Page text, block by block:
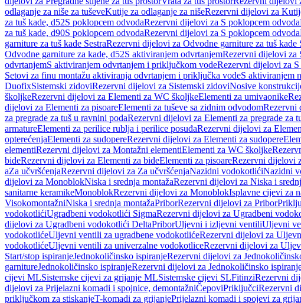
odlaganje za niše za tuševeKutije za odlaganje za nišeRezervni dijelovi za
za tuš kade, d52S poklopcem odvodaRezervni dijelovi za S poklopcem odvoda
za tuš kade, d90S poklopcem odvodaRezervni dijelovi za S poklopcem odvoda
garniture za tuš kade SestraRezervni dijelovi za Odvodne garniture za tuš kade
Odvodne garniture za kade, d52S aktiviranjem odvrtanjemRezervni dijelovi za
odvrtanjemS aktiviranjem odvrtanjem i priključkom vodeRezervni dijelovi za
Setovi za finu montažu aktiviranja odvrtanjem i priključka vodeS aktiviranjem
DuofixSistemski zidoviRezervni dijelovi za Sistemski zidoviNosive
školjkeRezervni dijelovi za Elementi za WC školjkeElementi za umivaonike
dijelovi za Elementi za pisoareElementi za tuševe sa zidnim odvodomRezervni
za pregrade za tuš u ravnini podaRezervni dijelovi za Elementi za pregrade za
armatureElementi za perilice rublja i perilice posuđaRezervni dijelovi za
opterećenjaElementi za sudopereRezervni dijelovi za Elementi za sudopere
elementiRezervni dijelovi za Montažni elementiElementi za WC školjke
bideRezervni dijelovi za Elementi za bideElementi za pisoareRezervni dijelovi
aZa učvršćenjaRezervni dijelovi za Za učvršćenjaNazidni vodokotlićiNazidni
dijelovi za MonoblokNiska i srednja montažaRezervni dijelovi za Niska i
sanitarne keramikeMonoblokRezervni dijelovi za MonoblokIsplavne cijevi za
VisokomontažniNiska i srednja montažaPriborRezervni dijelovi za Pribor
vodokotlićiUgradbeni vodokotlići SigmaRezervni dijelovi za Ugradbeni
dijelovi za Ugradbeni vodokotlići DeltaPriborUljevni i izljevni ventiliUljevni
vodokotlićeUljevni ventili za ugradbene vodokotlićeRezervni dijelovi za
vodokotlićeUljevni ventili za univerzalne vodokotliceRezervni dijelovi za
Start/stop ispiranjeJednokoličinsko ispiranjeRezervni dijelovi za
garnitureJednokoličinsko ispiranjeRezervni dijelovi za Jednokoličinsko
cijevi MLSistemske cijevi za grijanje MLSistemske cijevi SLFitinziRezervni
dijelovi za Prijelazni komadi i spojnice, demontažniČepoviPriključciRezervni
priključkom za stiskanjeT-komadi za grijanjePrijelazni komadi i spojevi za